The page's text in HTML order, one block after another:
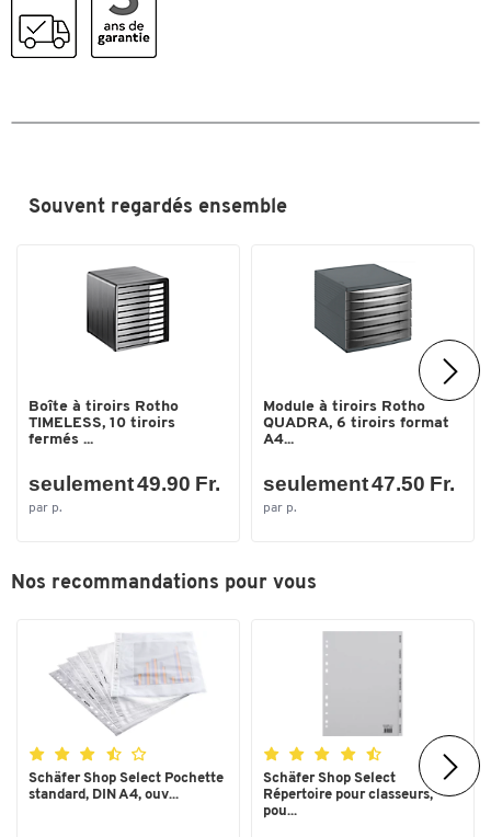
Poids (kg)
Couleurs
Dimensions
Largeur intérieure du tiroir (mm)
Souvent regardés ensemble
Boîte à tiroirs Rotho
TIMELESS, 10 tiroirs
fermés ...
seulement 49.90 Fr.
par p.
Module à tiroirs Rotho
QUADRA, 6 tiroirs format
A4...
seulement 47.50 Fr.
par p.
Nos recommandations pour vous
Schäfer Shop Select Pochette
standard, DIN A4, ouv...
Schäfer Shop Select
Répertoire pour classeurs,
pou...
Toucher deux fois pour zoomer